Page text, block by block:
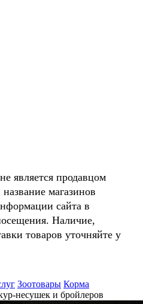
является продавцом
магазинов
сайта в
Наличие,
товаров уточняйте у
Зоотовары Корма
несушек и бройлеров